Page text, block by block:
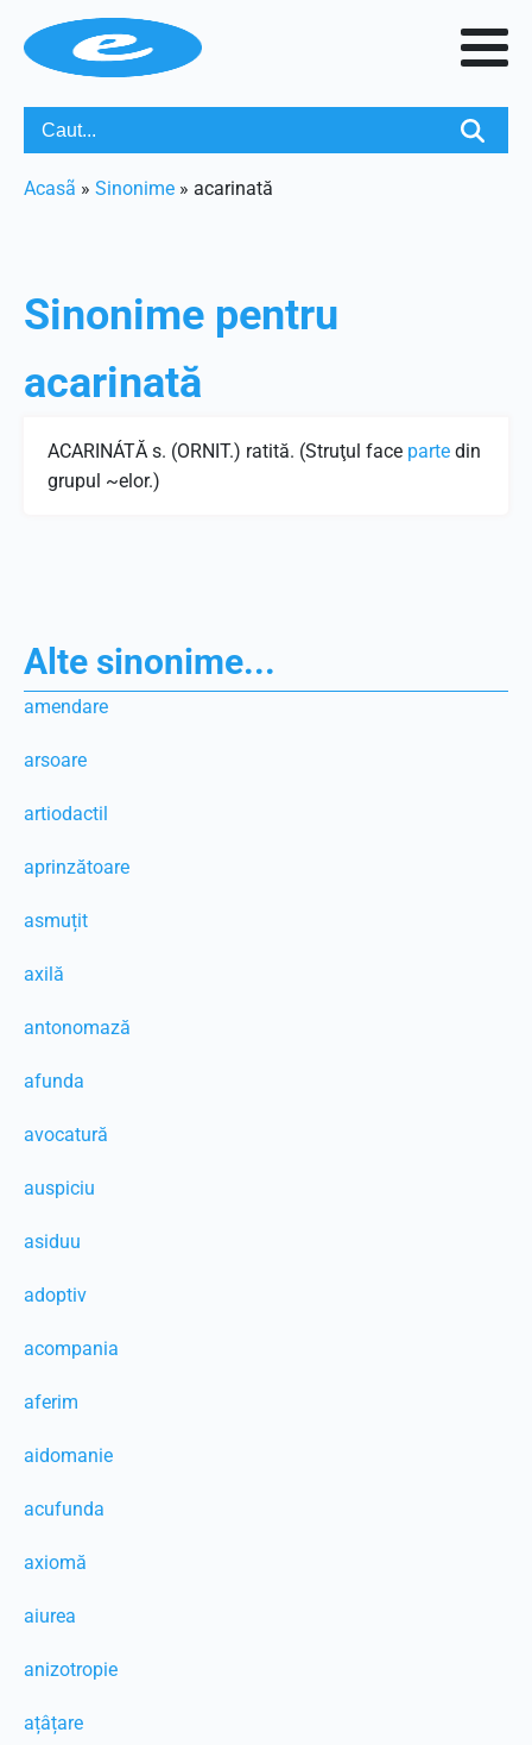
Acasã » Sinonime » acarinată
Sinonime pentru
acarinată
ACARINÁTĂ s. (ORNIT.) ratită. (Struţul face parte din
grupul ~elor.)
Alte sinonime...
amendare
arsoare
artiodactil
aprinzătoare
asmuțit
axilă
antonomază
afunda
avocatură
auspiciu
asiduu
adoptiv
acompania
aferim
aidomanie
acufunda
axiomă
aiurea
anizotropie
ațâțare